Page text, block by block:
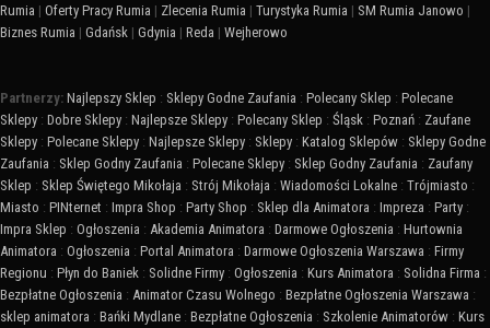
Rumia | Oferty Pracy Rumia | Zlecenia Rumia | Turystyka Rumia | SM Rumia Janowo |
Biznes Rumia | Gdańsk | Gdynia | Reda | Wejherowo
Partnerzy: Najlepszy Sklep : Sklepy Godne Zaufania : Polecany Sklep : Polecane
Sklepy : Dobre Sklepy : Najlepsze Sklepy : Polecany Sklep : Śląsk : Poznań : Zaufane
Sklepy : Polecane Sklepy : Najlepsze Sklepy : Sklepy : Katalog Sklepów : Sklepy Godne
Zaufania : Sklep Godny Zaufania : Polecane Sklepy : Sklep Godny Zaufania : Zaufany
Sklep : Sklep Świętego Mikołaja : Strój Mikołaja : Wiadomości Lokalne : Trójmiasto :
Miasto : PINternet : Impra Shop : Party Shop : Sklep dla Animatora : Impreza : Party :
Impra Sklep : Ogłoszenia : Akademia Animatora : Darmowe Ogłoszenia : Hurtownia
Animatora : Ogłoszenia : Portal Animatora : Darmowe Ogłoszenia Warszawa : Firmy
Regionu : Płyn do Baniek : Solidne Firmy : Ogłoszenia : Kurs Animatora : Solidna Firma :
Bezpłatne Ogłoszenia : Animator Czasu Wolnego : Bezpłatne Ogłoszenia Warszawa :
sklep animatora : Bańki Mydlane : Bezpłatne Ogłoszenia : Szkolenie Animatorów : Kurs